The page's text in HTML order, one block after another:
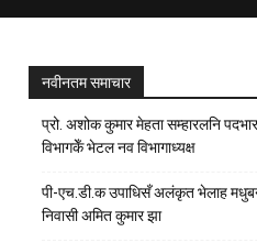
नवीनतम समाचार
प्रो. अशोक कुमार मेहता सम्हारलनि
विभागकेँ भेटल नव विभागाध्यक्ष
पी-एच.डी.क उपाधिसँ अलंकृत भेलाह
निवासी अमित कुमार झा